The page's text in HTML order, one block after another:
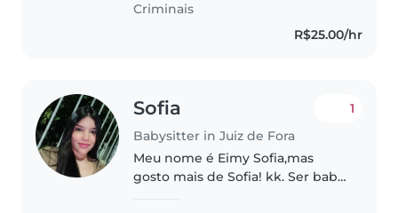
fundamental. Embora..
Criminais
R$25.00/hr
Sofia
Babysitter in Juiz de Fora
1
Meu nome é Eimy Sofia,mas
gosto mais de Sofia! kk. Ser babá